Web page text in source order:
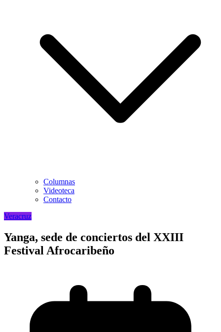
Columnas
Videoteca
Contacto
Veracruz
Yanga, sede de conciertos del XXIII
Festival Afrocaribeño